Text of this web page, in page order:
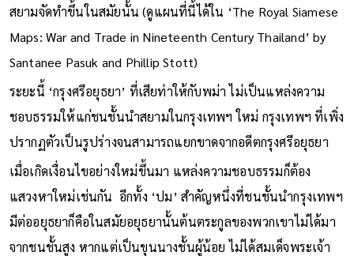
สยามจัดทำขึ้นในสมัยนั้น (ดูแผนที่นี้ได้ใน ‘The Royal Siamese
Maps: War and Trade in Nineteenth Century Thailand’ by
Santanee Pasuk and Phillip Stott)
ระยะนี้ ‘กรุงศรีอยุธยา’ ที่เสียท่าให้กับพม่า ไม่เป็นแหล่งความ
ชอบธรรมให้แก่ชนชั้นนำสยามในกรุงเทพฯ ใหม่ กรุงเทพฯ ที่เพิ่ง
ปรากฏตัวเป็นรูปร่างจนสามารถแยกขาดจากอดีตกรุงศรีอยุธยา
เมื่อเกิดเงื่อนไขอย่างใหม่ขึ้นมา แหล่งความชอบธรรมก็ต้อง
แสวงหาใหม่เช่นกัน อีกทั้ง ‘ปม’ สำคัญหนึ่งที่ชนชั้นนำกรุงเทพฯ
มีต่ออยุธยาก็คือในสมัยอยุธยานั้นต้นตระกูลของพวกเขาไม่ได้มา
จากชนชั้นสูง หากแต่เป็นขุนนางชั้นผู้น้อย ไม่ได้สมเด็จพระเจ้า